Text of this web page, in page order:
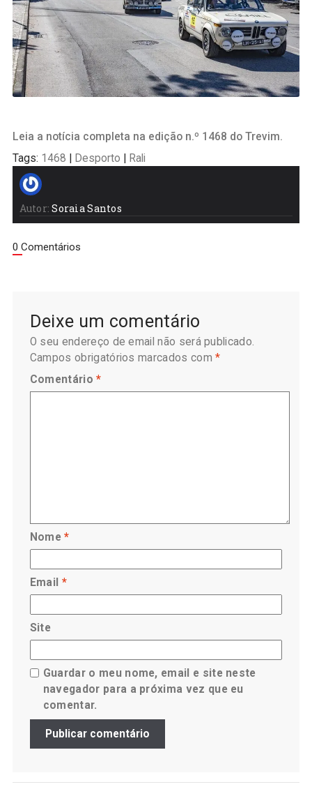
Leia a notícia completa na edição n.º 1468 do Trevim.
Tags: 1468 Desporto Rali
Autor: Soraia Santos
0 Comentários
Deixe um comentário
O seu endereço de email não será publicado.
Campos obrigatórios marcados com*
Comentário*
Nome*
Email *
Site
Guardar o meu nome, email e site neste
navegador para a próxima vez que eu
comentar.